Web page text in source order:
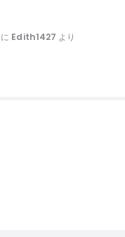
に Edith1427 より